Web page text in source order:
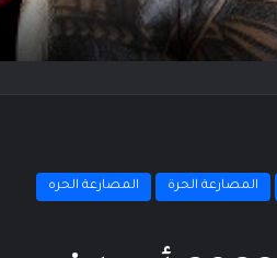
المصارعة الحرة المصارعة الحره